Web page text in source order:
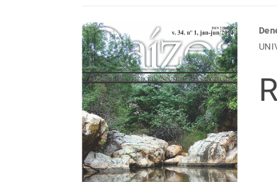
Barra
lateral
de
artigos
do